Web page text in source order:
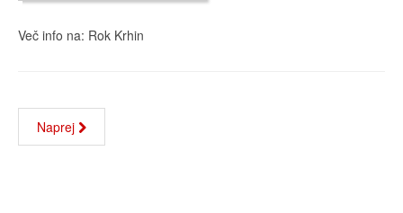
Več info na: Rok Krhin
Naprej